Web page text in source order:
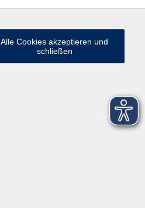
Alle Cookies akzeptieren und
schließen